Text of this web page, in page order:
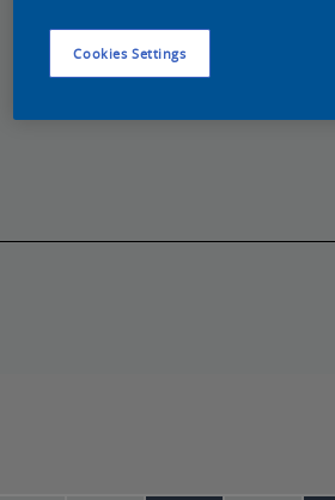
Cookies Settings